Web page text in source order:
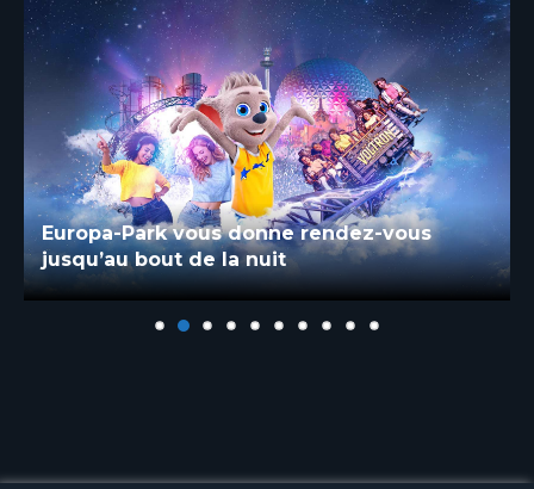
Europa-Park vous donne rendez-vous
jusqu’au bout de la nuit